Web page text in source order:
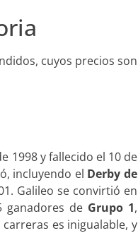
cuyos precios son
1998 y fallecido el 10 de
incluyendo el Derby de
Galileo se convirtió en
ganadores de Grupo 1,
es inigualable, y